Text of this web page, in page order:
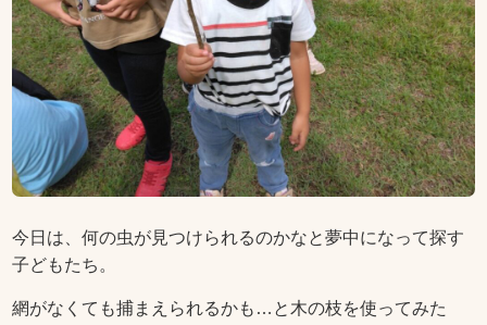
今日は、何の虫が見つけられるのかなと夢中になって探す
子どもたち。
網がなくても捕まえられるかも…と木の枝を使ってみた